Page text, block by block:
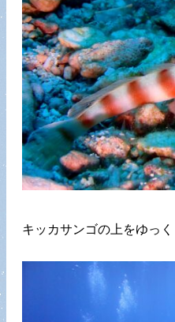
キッカサンゴの上をゆっく